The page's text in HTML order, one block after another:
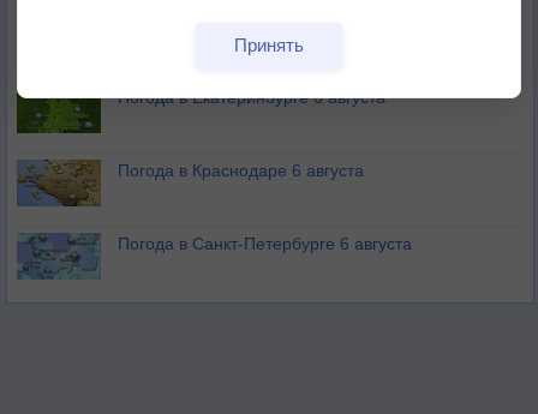
Погода в Екатеринбурге 6 августа
Погода в Краснодаре 6 августа
Погода в Санкт-Петербурге 6 августа
Принять